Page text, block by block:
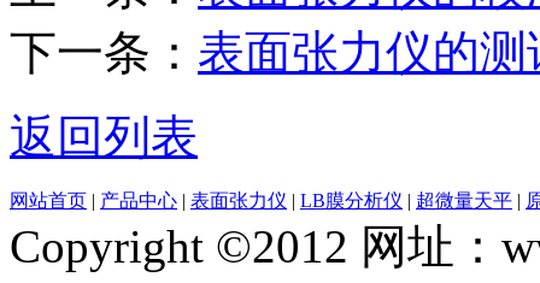
下一条： 表面张力仪的测
返回列表
网站首页 | 产品中心 | 表面张力仪 | LB膜分析仪 | 超微量天平 |
Copyright ©2012 网址：